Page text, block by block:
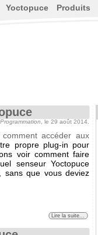
, le 29 août 2014.
comment accéder aux
propre plug-in pour
voir comment faire
senseur Yoctopuce
sans que vous deviez
Lire la suite...
Yoctopuce Produits